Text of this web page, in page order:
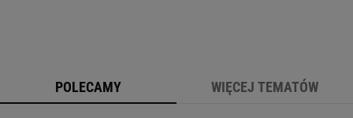
POLECAMY WIĘCEJ TEMATÓW